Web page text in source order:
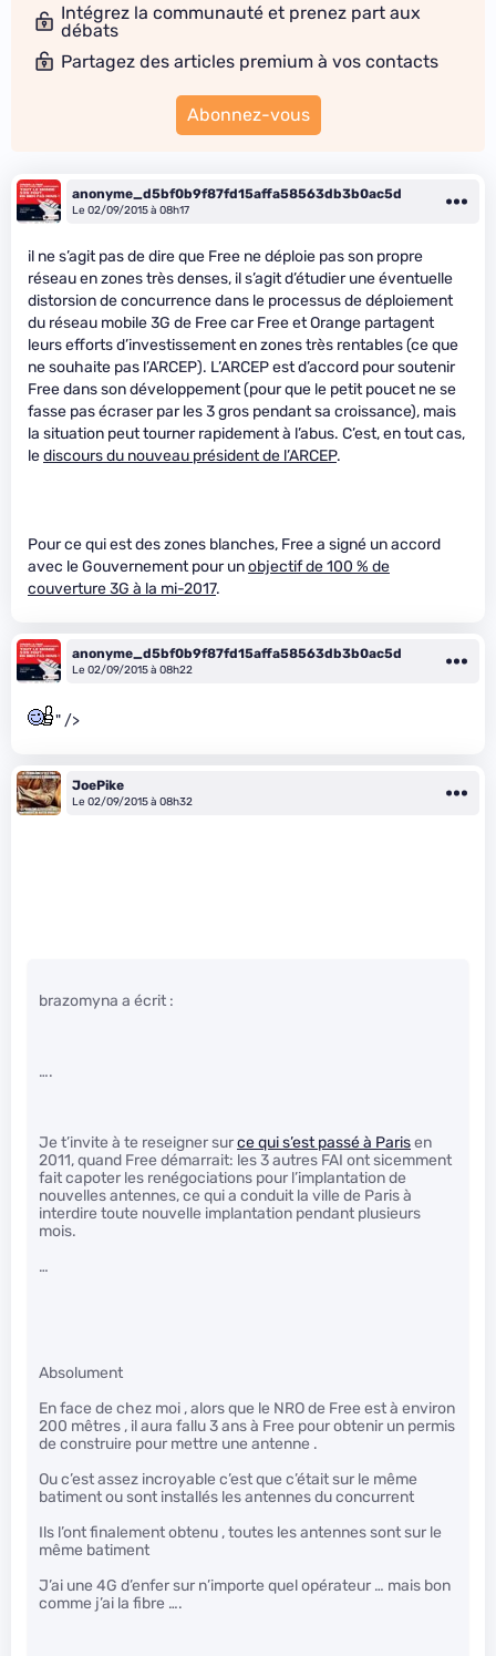
Intégrez la communauté et prenez part aux
débats
Partagez des articles premium à vos contacts
Abonnez-vous
anonyme_d5bf0b9f87fd15affa58563db3b0ac5d
Le 02/09/2015 à 08h17
il ne s’agit pas de dire que Free ne déploie pas son propre
réseau en zones très denses, il s’agit d’étudier une éventuelle
distorsion de concurrence dans le processus de déploiement
du réseau mobile 3G de Free car Free et Orange partagent
leurs efforts d’investissement en zones très rentables (ce que
ne souhaite pas l’ARCEP). L’ARCEP est d’accord pour soutenir
Free dans son développement (pour que le petit poucet ne se
fasse pas écraser par les 3 gros pendant sa croissance), mais
la situation peut tourner rapidement à l’abus. C’est, en tout cas,
lediscours du nouveau président de l’ARCEP.
Pour ce qui est des zones blanches, Free a signé un accord
avec le Gouvernement pour unobjectif de 100 % de
couverture 3G à la mi-2017.
anonyme_d5bf0b9f87fd15affa58563db3b0ac5d
Le 02/09/2015 à 08h22
" />
JoePike
Le 02/09/2015 à 08h32
brazomyna a écrit :
….
Je t’invite à te reseigner surce qui s’est passé à Parisen
2011, quand Free démarrait: les 3 autres FAI ont sicemment
fait capoter les renégociations pour l’implantation de
nouvelles antennes, ce qui a conduit la ville de Paris à
interdire toute nouvelle implantation pendant plusieurs
mois.
…
Absolument
En face de chez moi , alors que le NRO de Free est à environ
200 mêtres , il aura fallu 3 ans à Free pour obtenir un permis
de construire pour mettre une antenne .
Ou c’est assez incroyable c’est que c’était sur le même
batiment ou sont installés les antennes du concurrent
Ils l’ont finalement obtenu , toutes les antennes sont sur le
même batiment
J’ai une 4G d’enfer sur n’importe quel opérateur … mais bon
comme j’ai la fibre ….